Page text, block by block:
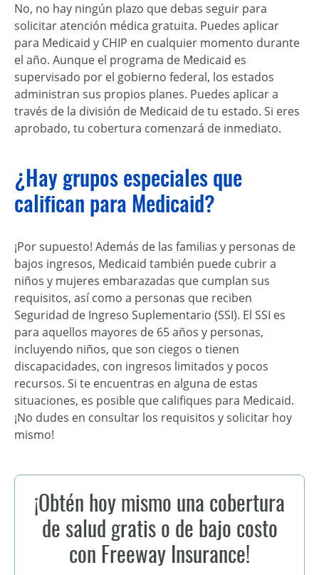
No, no hay ningún plazo que debas seguir para
solicitar atención médica gratuita. Puedes aplicar
para Medicaid y CHIP en cualquier momento durante
el año. Aunque el programa de Medicaid es
supervisado por el gobierno federal, los estados
administran sus propios planes. Puedes aplicar a
través de la división de Medicaid de tu estado. Si eres
aprobado, tu cobertura comenzará de inmediato.
¿Hay grupos especiales que
califican para Medicaid?
¡Por supuesto! Además de las familias y personas de
bajos ingresos, Medicaid también puede cubrir a
niños y mujeres embarazadas que cumplan sus
requisitos, así como a personas que reciben
Seguridad de Ingreso Suplementario (SSI). El SSI es
para aquellos mayores de 65 años y personas,
incluyendo niños, que son ciegos o tienen
discapacidades, con ingresos limitados y pocos
recursos. Si te encuentras en alguna de estas
situaciones, es posible que califiques para Medicaid.
¡No dudes en consultar los requisitos y solicitar hoy
mismo!
¡Obtén hoy mismo una cobertura
de salud gratis o de bajo costo
con Freeway Insurance!